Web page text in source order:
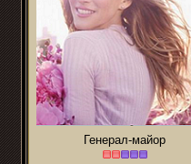
Генерал-майор